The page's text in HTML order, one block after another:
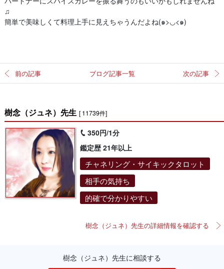
♫
簡単で美味しくて料理上手に見えちゃうんだよね(๑>◡<๑)
前の記事 ブログ記事一覧 次の記事
樹念（ジュネ）先生 [ 11739件]
350円/1分
鑑定歴 21年以上
チャネリング・サイキックタロット
相手の気持ち
的確で分かりやすい
樹念（ジュネ）先生の詳細情報を確認する
樹念（ジュネ）先生に相談する